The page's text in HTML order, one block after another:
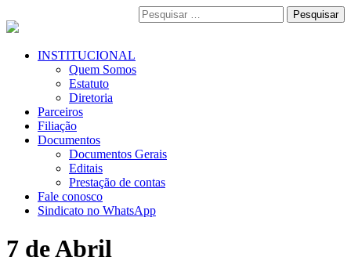
para
conteúdo
Pesquisar
por:
Menu
INSTITUCIONAL
Quem Somos
Estatuto
Diretoria
Parceiros
Filiação
Documentos
Documentos Gerais
Editais
Prestação de contas
Fale conosco
Sindicato no WhatsApp
7 de Abril